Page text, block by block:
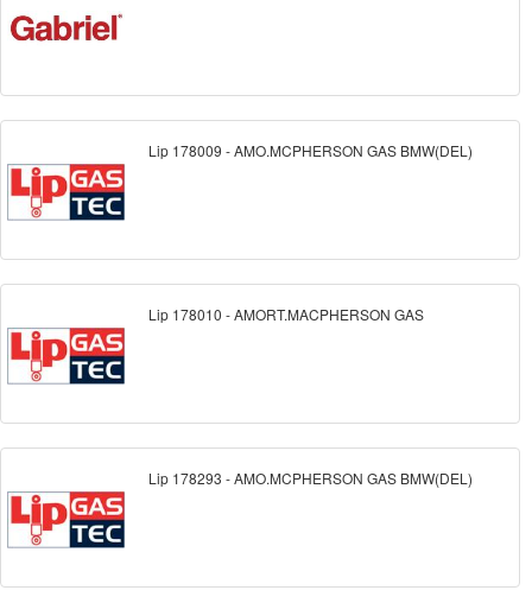
Lip 178009 - AMO.MCPHERSON GAS BMW(DEL)
Lip 178010 - AMORT.MACPHERSON GAS
Lip 178293 - AMO.MCPHERSON GAS BMW(DEL)